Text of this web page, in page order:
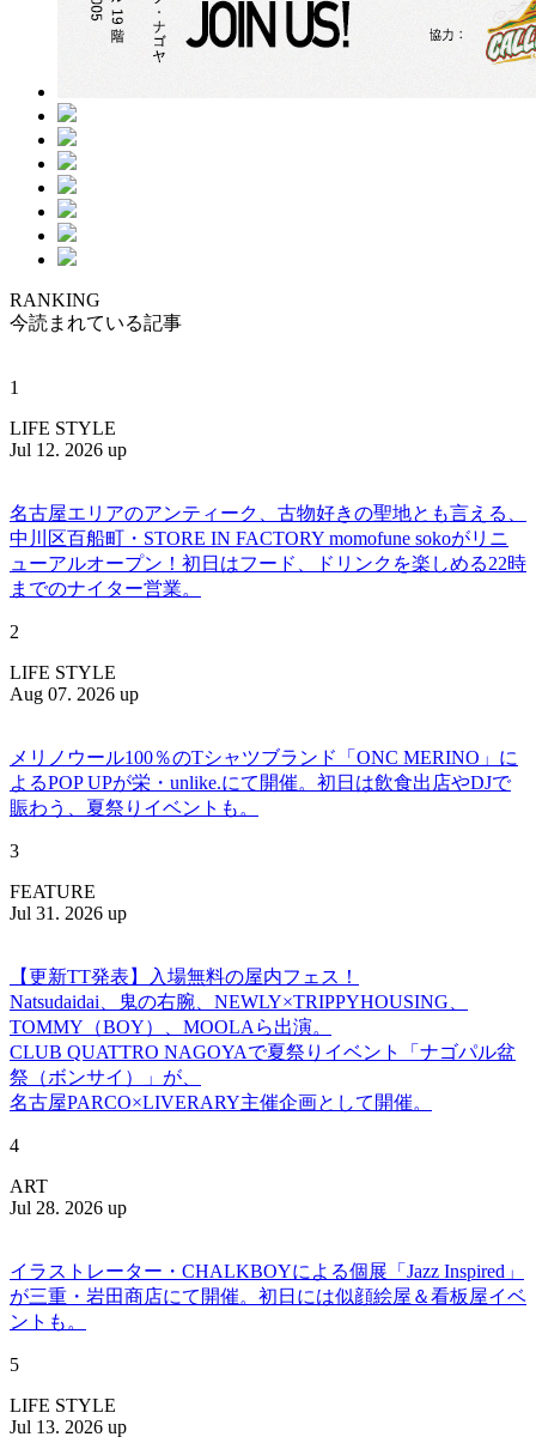
RANKING
今読まれている記事
1
LIFE STYLE
Jul 12. 2026 up
名古屋エリアのアンティーク、古物好きの聖地とも言える、
中川区百船町・STORE IN FACTORY momofune sokoがリニ
ューアルオープン！初日はフード、ドリンクを楽しめる22時
までのナイター営業。
2
LIFE STYLE
Aug 07. 2026 up
メリノウール100％のTシャツブランド「ONC MERINO」に
よるPOP UPが栄・unlike.にて開催。初日は飲食出店やDJで
賑わう、夏祭りイベントも。
3
FEATURE
Jul 31. 2026 up
【更新TT発表】入場無料の屋内フェス！
Natsudaidai、鬼の右腕、NEWLY×TRIPPYHOUSING、
TOMMY（BOY）、MOOLAら出演。
CLUB QUATTRO NAGOYAで夏祭りイベント「ナゴパル盆
祭（ボンサイ）」が、
名古屋PARCO×LIVERARY主催企画として開催。
4
ART
Jul 28. 2026 up
イラストレーター・CHALKBOYによる個展「Jazz Inspired」
が三重・岩田商店にて開催。初日には似顔絵屋＆看板屋イベ
ントも。
5
LIFE STYLE
Jul 13. 2026 up